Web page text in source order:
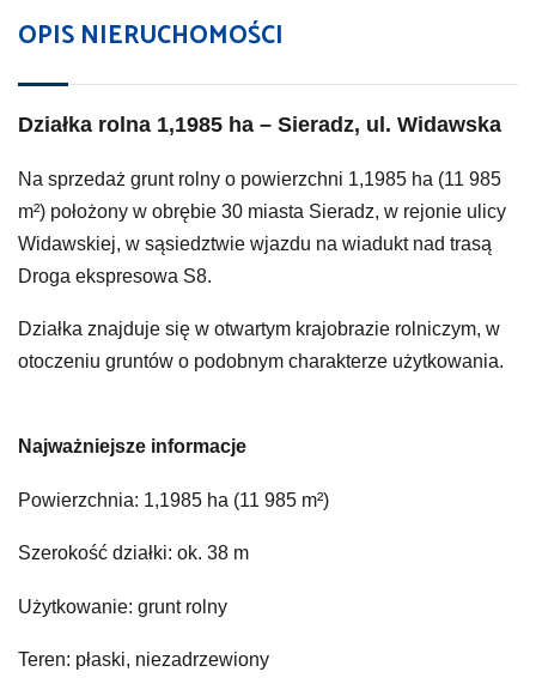
OPIS NIERUCHOMOŚCI
Działka rolna 1,1985 ha – Sieradz, ul. Widawska
Na sprzedaż grunt rolny o powierzchni 1,1985 ha (11 985
m²) położony w obrębie 30 miasta Sieradz, w rejonie ulicy
Widawskiej, w sąsiedztwie wjazdu na wiadukt nad trasą
Droga ekspresowa S8.
Działka znajduje się w otwartym krajobrazie rolniczym, w
otoczeniu gruntów o podobnym charakterze użytkowania.
Najważniejsze informacje
Powierzchnia: 1,1985 ha (11 985 m²)
Szerokość działki: ok. 38 m
Użytkowanie: grunt rolny
Teren: płaski, niezadrzewiony